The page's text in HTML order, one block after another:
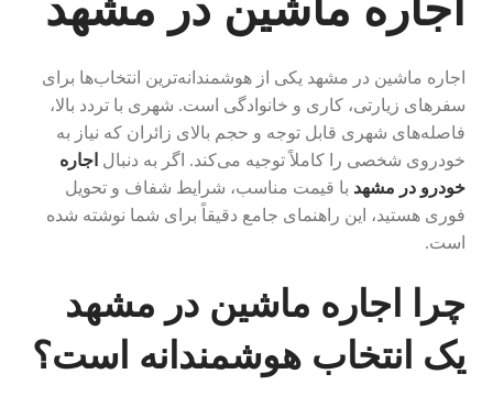
اجاره ماشین در مشهد یکی از هوشمندانه‌ترین انتخاب‌ها برای
سفرهای زیارتی، کاری و خانوادگی است. شهری با تردد بالا،
فاصله‌های شهری قابل توجه و حجم بالای زائران که نیاز به
خودروی شخصی را کاملاً توجیه می‌کند. اگر به دنبال اجاره
خودرو در مشهد با قیمت مناسب، شرایط شفاف و تحویل
فوری هستید، این راهنمای جامع دقیقاً برای شما نوشته شده
است.
چرا اجاره ماشین در مشهد
یک انتخاب هوشمندانه است؟